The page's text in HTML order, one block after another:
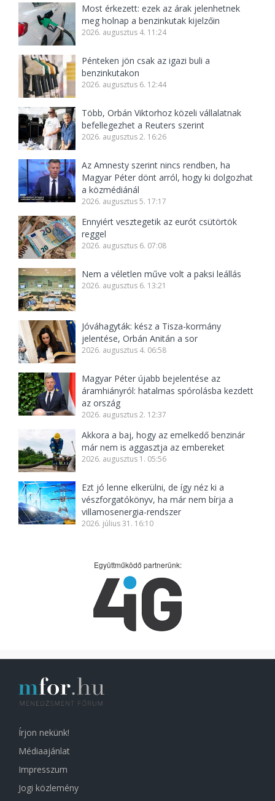
Most érkezett: ezek az árak jelenhetnek
meg holnap a benzinkutak kijelzőin
2026. augusztus 4. 11:24
Pénteken jön csak az igazi buli a
benzinkutakon
2026. augusztus 6. 12:44
Több, Orbán Viktorhoz közeli vállalatnak
befellegezhet a Reuters szerint
2026. augusztus 2. 16:26
Az Amnesty szerint nincs rendben, ha
Magyar Péter dönt arról, hogy ki dolgozhat
a közmédiánál
2026. augusztus 5. 17:17
Ennyiért vesztegetik az eurót csütörtök
reggel
2026. augusztus 6. 07:08
Nem a véletlen műve volt a paksi leállás
2026. augusztus 6. 13:21
Jóváhagyták: kész a Tisza-kormány
jelentése, Orbán Anitán a sor
2026. augusztus 4. 06:58
Magyar Péter újabb bejelentése az
áramhiányról: hatalmas spórolásba kezdett
az ország
2026. augusztus 2. 12:37
Akkora a baj, hogy az emelkedő benzinár
már nem is aggasztja az embereket
2026. augusztus 1. 05:56
Ezt jó lenne elkerülni, de így néz ki a
vészforgatókönyv, ha már nem bírja a
villamosenergia-rendszer
2026. július 31. 16:10
Együttműködő partnerünk:
Írjon nekünk!
Médiaajánlat
Impresszum
Jogi közlemény